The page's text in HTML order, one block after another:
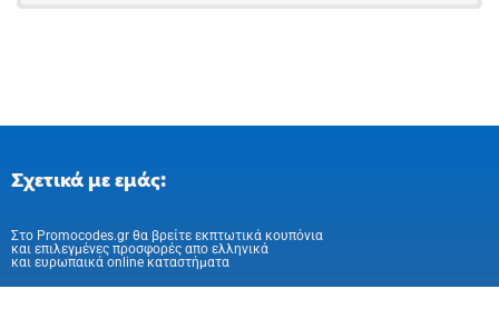
Σχετικά με εμάς:
Στo Promocodes.gr θα βρείτε εκπτωτικά κουπόνια
και επιλεγμένες προσφορές απο ελληνικά
και ευρωπαικά online καταστήματα